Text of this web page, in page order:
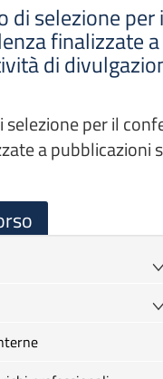
di selezione
finalizzate
di
per il
a